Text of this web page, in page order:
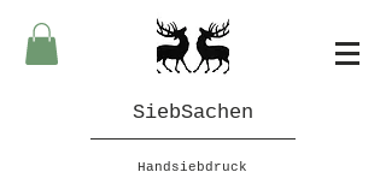
SiebSachen
Handsiebdruck